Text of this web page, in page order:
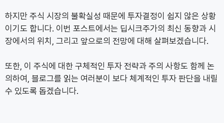
하지만 주식 시장의 불확실성 때문에 투자결정이 쉽지 않은 상황
이기도 합니다. 이번 포스트에서는 딥시크주가의 최신 동향과 시
장에서의 위치, 그리고 앞으로의 전망에 대해 살펴보겠습니다.
또한, 이 주식에 대한 구체적인 투자 전략과 주의 사항도 함께 논
의하여, 블로그를 읽는 여러분이 보다 체계적인 투자 판단을 내릴
수 있도록 돕겠습니다.